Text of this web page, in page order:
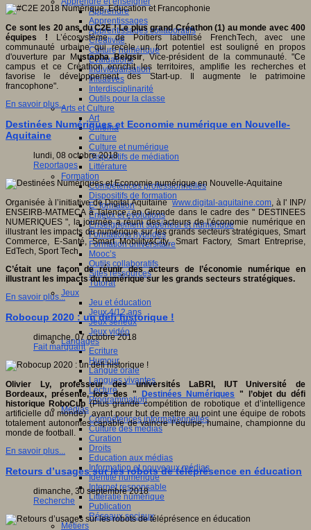
Apprendre
Apprentissages
Apprentissages collaboratifs
Créativité
Culture numérique
Evaluations
Individualisation
Initiatives
Interdisciplinarité
Outils pour la classe
Arts et Culture
Art
Cinéma
Culture
Culture et numérique
Dispositifs de médiation
Littérature
Formation
Compétences professionnelles
Dispositifs de formation
E- formation
Enjeux et évolutions
Enseignement supérieur et numérique
Formations hybrides
Formation universitaire
Mooc’s
Outils collaboratifs
Sites ressources
Tutorat
Jeux
Jeu et éducation
Jeux 4/12 ans
Jeux sérieux
Jeux vidéo
Langages
Ecriture
Humour
Langue orale
Langues vivantes
Lecture
Programmation
Médias
Compétences informationnelles
Culture des médias
Curation
Droits
Education aux médias
Information et nouveaux médias
Identité numérique
Internet responsable
Littératie numérique
Publication
Réseaux sociaux
Métiers
Ce sont les 20 ans du C2E ! Le plus grand Créathon (1) au monde avec 400
équipes ! L’écosystème de Poitiers labellisé FrenchTech, avec une
communauté urbaine qui recèle un fort potentiel est souligné en propos
d'ouverture par Mustapha Belgsir, Vice-président de la communauté. "Ce
campus et ce Créathon enrichit les territoires, amplifie les recherches et
favorise le développement des Start-up. Il augmente le patrimoine
francophone".
En savoir plus...
Destinées Numériques et Economie numérique en Nouvelle-
Aquitaine
lundi, 08 octobre 2018
Reportages
Organisée à l’initiative de Digital Aquitainewww.digital-aquitaine.com, à l' INP/
ENSEIRB-MATMECA à Talence, en Gironde dans le cadre des " DESTINEES
NUMERIQUES ", la journée a réuni des acteurs de l’économie numérique en
illustrant les impacts du numérique sur les grands secteurs stratégiques, Smart
Commerce, E-Santé, Smart Mobility&City, Smart Factory, Smart Entreprise,
EdTech, Sport Tech.
C’était une façon de réunir des acteurs de l’économie numérique en
illustrant les impacts du numérique sur les grands secteurs stratégiques.
En savoir plus...
Robocup 2020 : un défi historique !
dimanche, 07 octobre 2018
Fait marquant
Olivier Ly, professeur des universités LaBRI, IUT Université de
Bordeaux, présente, lors des "
Destinées Numériques " l’objet du défi
historique RoboCup (Plus grande compétition de robotique et d’intelligence
artificielle du monde) ayant pour but de mettre au point une équipe de robots
totalement autonomes capable de vaincre l’équipe, humaine, championne du
monde de football.
En savoir plus...
Retours d’usages sur les robots de téléprésence en éducation
dimanche, 30 septembre 2018
Recherche